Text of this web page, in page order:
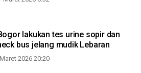
lakukan tes urine sopir dan
bus jelang mudik Lebaran
2026 20:20